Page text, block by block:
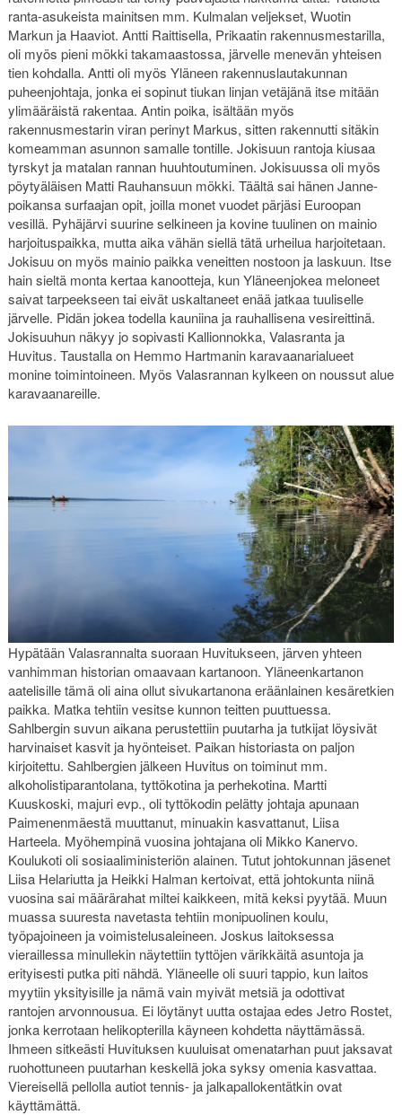
ranta-asukeista mainitsen mm. Kulmalan veljekset, Wuotin
Markun ja Haaviot. Antti Raittisella, Prikaatin rakennusmestarilla,
oli myös pieni mökki takamaastossa, järvelle menevän yhteisen
tien kohdalla. Antti oli myös Yläneen rakennuslautakunnan
puheenjohtaja, jonka ei sopinut tiukan linjan vetäjänä itse mitään
ylimääräistä rakentaa. Antin poika, isältään myös
rakennusmestarin viran perinyt Markus, sitten rakennutti sitäkin
komeamman asunnon samalle tontille. Jokisuun rantoja kiusaa
tyrskyt ja matalan rannan huuhtoutuminen. Jokisuussa oli myös
pöytyäläisen Matti Rauhansuun mökki. Täältä sai hänen Janne-
poikansa surfaajan opit, joilla monet vuodet pärjäsi Euroopan
vesillä. Pyhäjärvi suurine selkineen ja kovine tuulinen on mainio
harjoituspaikka, mutta aika vähän siellä tätä urheilua harjoitetaan.
Jokisuu on myös mainio paikka veneitten nostoon ja laskuun. Itse
hain sieltä monta kertaa kanootteja, kun Yläneenjokea meloneet
saivat tarpeekseen tai eivät uskaltaneet enää jatkaa tuuliselle
järvelle. Pidän jokea todella kauniina ja rauhallisena vesireittinä.
Jokisuuhun näkyy jo sopivasti Kallionnokka, Valasranta ja
Huvitus. Taustalla on Hemmo Hartmanin karavaanarialueet
monine toimintoineen. Myös Valasrannan kylkeen on noussut alue
karavaanareille.
Hypätään Valasrannalta suoraan Huvitukseen, järven yhteen
vanhimman historian omaavaan kartanoon. Yläneenkartanon
aatelisille tämä oli aina ollut sivukartanona eräänlainen kesäretkien
paikka. Matka tehtiin vesitse kunnon teitten puuttuessa.
Sahlbergin suvun aikana perustettiin puutarha ja tutkijat löysivät
harvinaiset kasvit ja hyönteiset. Paikan historiasta on paljon
kirjoitettu. Sahlbergien jälkeen Huvitus on toiminut mm.
alkoholistiparantolana, tyttökotina ja perhekotina. Martti
Kuuskoski, majuri evp., oli tyttökodin pelätty johtaja apunaan
Paimenenmäestä muuttanut, minuakin kasvattanut, Liisa
Harteela. Myöhempinä vuosina johtajana oli Mikko Kanervo.
Koulukoti oli sosiaaliministeriön alainen. Tutut johtokunnan jäsenet
Liisa Helariutta ja Heikki Halman kertoivat, että johtokunta niinä
vuosina sai määrärahat miltei kaikkeen, mitä keksi pyytää. Muun
muassa suuresta navetasta tehtiin monipuolinen koulu,
työpajoineen ja voimistelusaleineen. Joskus laitoksessa
vieraillessa minullekin näytettiin tyttöjen värikkäitä asuntoja ja
erityisesti putka piti nähdä. Yläneelle oli suuri tappio, kun laitos
myytiin yksityisille ja nämä vain myivät metsiä ja odottivat
rantojen arvonnousua. Ei löytänyt uutta ostajaa edes Jetro Rostet,
jonka kerrotaan helikopterilla käyneen kohdetta näyttämässä.
Ihmeen sitkeästi Huvituksen kuuluisat omenatarhan puut jaksavat
ruohottuneen puutarhan keskellä joka syksy omenia kasvattaa.
Viereisellä pellolla autiot tennis- ja jalkapallokentätkin ovat
käyttämättä.